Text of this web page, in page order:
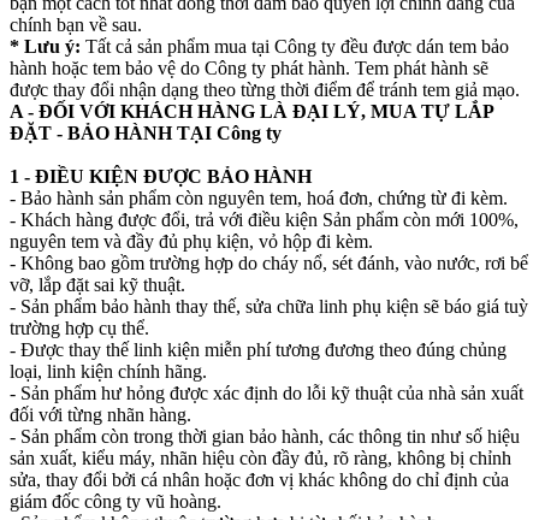
chính bạn về sau.
* Lưu ý: Tất cả sản phẩm mua tại Công ty đều được dán tem bảo
hành hoặc tem bảo vệ do Công ty phát hành. Tem phát hành sẽ
được thay đổi nhận dạng theo từng thời điểm để tránh tem giả mạo.
A - ĐỐI VỚI KHÁCH HÀNG LÀ ĐẠI LÝ, MUA TỰ LẮP
ĐẶT - BẢO HÀNH TẠI Công ty
1 - ĐIỀU KIỆN ĐƯỢC BẢO HÀNH
- Bảo hành sản phẩm còn nguyên tem, hoá đơn, chứng từ đi kèm.
- Khách hàng được đổi, trả với điều kiện Sản phẩm còn mới 100%,
nguyên tem và đầy đủ phụ kiện, vỏ hộp đi kèm.
- Không bao gồm trường hợp do cháy nổ, sét đánh, vào nước, rơi bể
vỡ, lắp đặt sai kỹ thuật.
- Sản phẩm bảo hành thay thế, sửa chữa linh phụ kiện sẽ báo giá tuỳ
trường hợp cụ thể.
- Được thay thế linh kiện miễn phí tương đương theo đúng chủng
loại, linh kiện chính hãng.
- Sản phẩm hư hỏng được xác định do lỗi kỹ thuật của nhà sản xuất
đối với từng nhãn hàng.
- Sản phẩm còn trong thời gian bảo hành, các thông tin như số hiệu
sản xuất, kiểu máy, nhãn hiệu còn đầy đủ, rõ ràng, không bị chỉnh
sửa, thay đổi bởi cá nhân hoặc đơn vị khác không do chỉ định của
giám đốc công ty vũ hoàng.